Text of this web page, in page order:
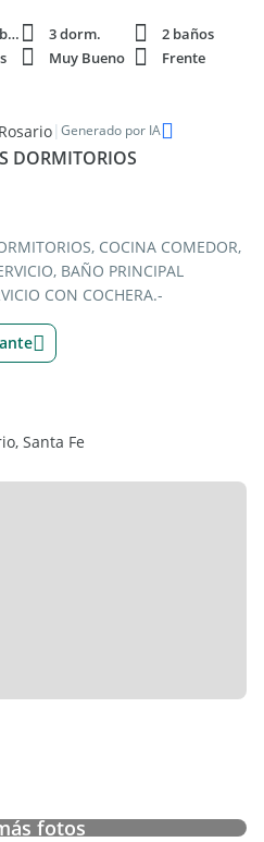
137 m² cubie. 3 dorm.
2 baños
Muy Bueno
Frente
| Generado por IA
DORMITORIOS
COCINA COMEDOR,
BAÑO PRINCIPAL
CON COCHERA.-
Santa Fe
fotos